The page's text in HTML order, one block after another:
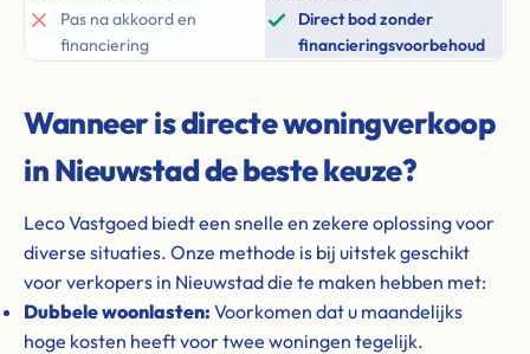
Pas na akkoord en
financiering
Direct bod zonder
financieringsvoorbehoud
Wanneer is directe woningverkoop
in Nieuwstad de beste keuze?
Leco Vastgoed biedt een snelle en zekere oplossing voor
diverse situaties. Onze methode is bij uitstek geschikt
voor verkopers in Nieuwstad die te maken hebben met:
Dubbele woonlasten: Voorkomen dat u maandelijks
hoge kosten heeft voor twee woningen tegelijk.